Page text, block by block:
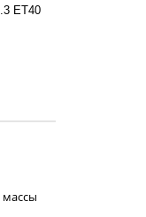
ET40
массы